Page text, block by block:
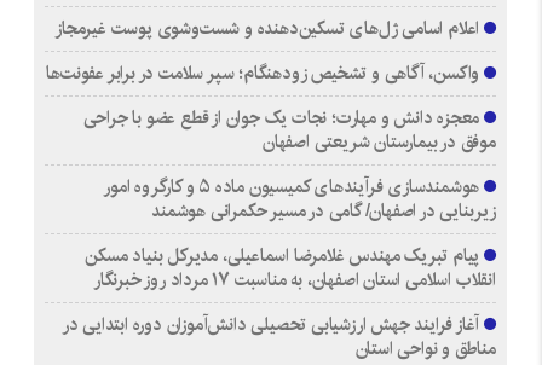
اعلام اسامی ژل‌های تسکین‌دهنده و شست‌وشوی پوست غیرمجاز
واکسن، آگاهی و تشخیص زودهنگام؛ سپر سلامت در برابر عفونت‌ها
معجزه دانش و مهارت؛ نجات یک جوان از قطع عضو با جراحی
موفق در بیمارستان شریعتی اصفهان
هوشمندسازی فرآیندهای کمیسیون ماده ۵ و کارگروه امور
زیربنایی در اصفهان/ گامی در مسیر حکمرانی هوشمند
پیام تبریک مهندس غلامرضا اسماعیلی، مدیرکل بنیاد مسکن
انقلاب اسلامی استان اصفهان، به مناسبت ۱۷ مرداد روز خبرنگار
آغاز فرایند جهش ارزشیابی تحصیلی دانش‌آموزان دوره ابتدایی در
مناطق و نواحی استان